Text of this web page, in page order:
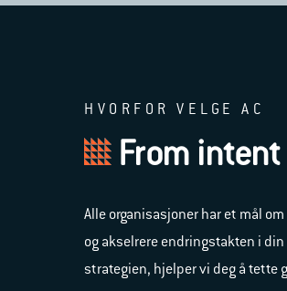
HVORFOR VELGE AC
From
Alle organisasjoner har et mål
og akselrere endringstakten i
strategien, hjelper vi deg å tette